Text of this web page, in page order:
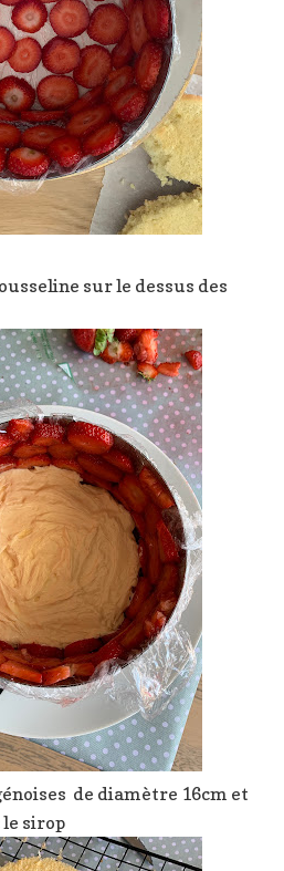
sur le dessus des
de diamètre 16cm et
le sirop